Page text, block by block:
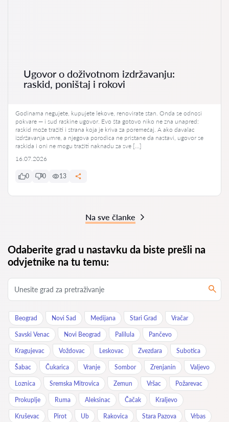
Ugovor o doživotnom izdržavanju:
raskid, poništaj i rokovi
Godinama negujete, kupujete lekove, renovirate stan. Onda se odnosi
pokvare — i sud raskine ugovor. Evo šta gotovo niko ne zna unapred:
raskid može tražiti i strana koja je kriva za poremećaj. A ako davalac
izdržavanja umre, a njegova porodica ne pristane da nastavi, ugovor se
raskida i oni ne mogu tražiti naknadu za sve […]
16.07.2026
0 0 13
Na sve članke
Odaberite grad u nastavku da biste prešli na
odvjetnike na tu temu:
Beograd Novi Sad Medijana Stari Grad Vračar
Savski Venac Novi Beograd Palilula Pančevo
Kragujevac Voždovac Leskovac Zvezdara Subotica
Šabac Čukarica Vranje Sombor Zrenjanin Valjevo
Loznica Sremska Mitrovica Zemun Vršac Požarevac
Prokuplje Ruma Aleksinac Čačak Kraljevo
Kruševac Pirot Ub Rakovica Stara Pazova Vrbas